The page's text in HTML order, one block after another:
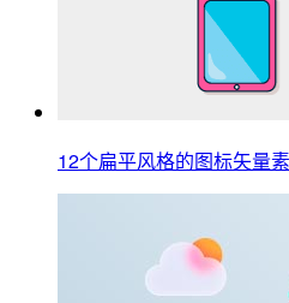
12个扁平风格的图标矢量